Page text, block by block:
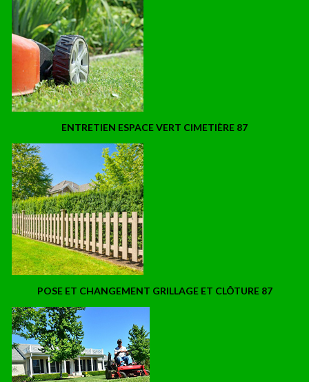
ENTRETIEN ESPACE VERT CIMETIÈRE 87
POSE ET CHANGEMENT GRILLAGE ET CLÔTURE 87